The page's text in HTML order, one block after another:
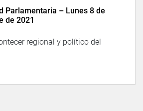
Parlamentaria – Lunes 8 de
de 2021
regional y político del